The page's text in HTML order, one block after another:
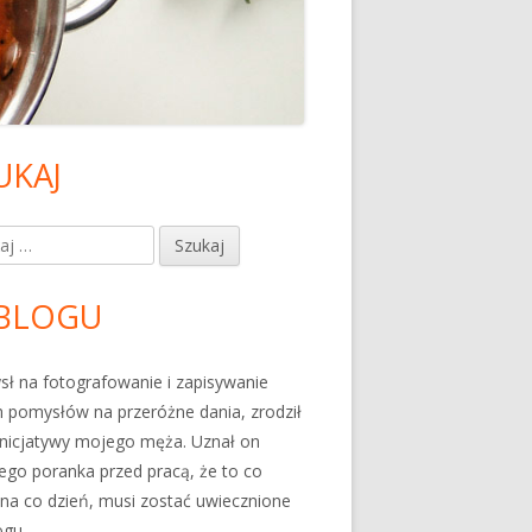
na fotografowanie i zapisywanie
pomysłów na przeróżne dania, zrodził
mojego męża. Uznał on
poranka przed pracą, że to co
co dzień, musi zostać uwiecznione